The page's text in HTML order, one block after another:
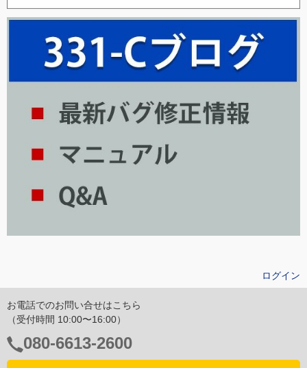
ログイン
お電話でのお問い合せはこちら
（受付時間 10:00〜16:00）
電
話
080-6613-2600